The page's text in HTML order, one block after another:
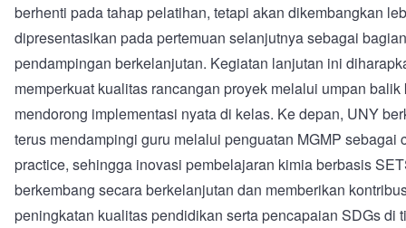
berhenti pada tahap pelatihan, tetapi akan dikembangkan
dipresentasikan pada pertemuan selanjutnya sebagai
pendampingan berkelanjutan. Kegiatan lanjutan ini
memperkuat kualitas rancangan proyek melalui umpan balik
mendorong implementasi nyata di kelas. Ke depan, UNY
terus mendampingi guru melalui penguatan MGMP sebagai
practice, sehingga inovasi pembelajaran kimia berbasis
berkembang secara berkelanjutan dan memberikan
peningkatan kualitas pendidikan serta pencapaian SDGs di